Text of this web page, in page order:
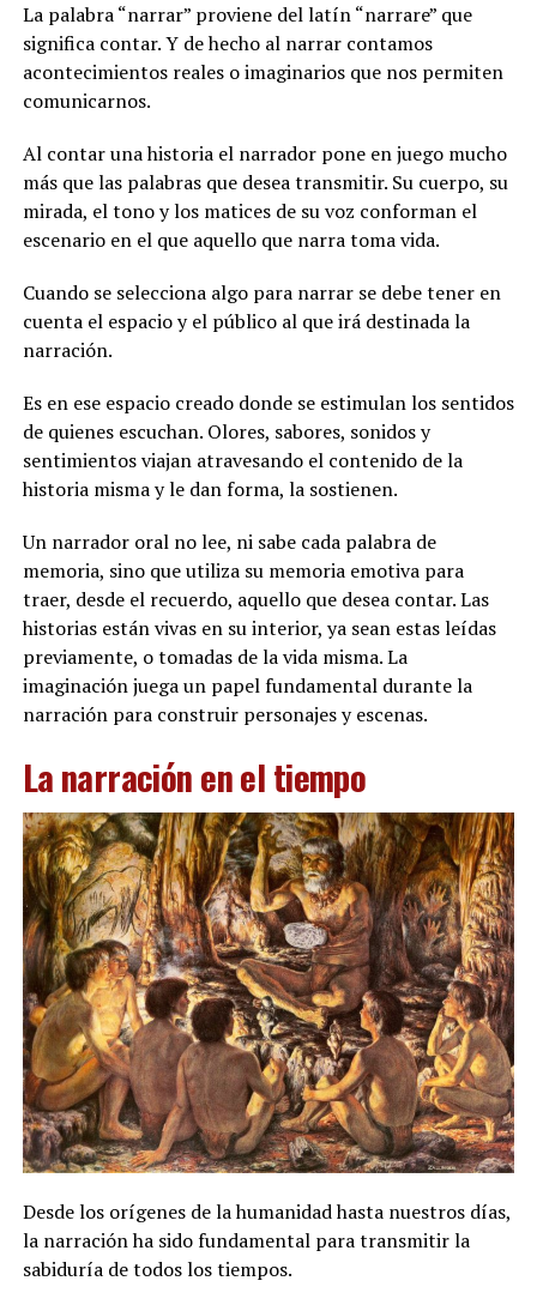
La palabra “narrar” proviene del latín “narrare” que
significa contar. Y de hecho al narrar contamos
acontecimientos reales o imaginarios que nos permiten
comunicarnos.
Al contar una historia el narrador pone en juego mucho
más que las palabras que desea transmitir. Su cuerpo, su
mirada, el tono y los matices de su voz conforman el
escenario en el que aquello que narra toma vida.
Cuando se selecciona algo para narrar se debe tener en
cuenta el espacio y el público al que irá destinada la
narración.
Es en ese espacio creado donde se estimulan los sentidos
de quienes escuchan. Olores, sabores, sonidos y
sentimientos viajan atravesando el contenido de la
historia misma y le dan forma, la sostienen.
Un narrador oral no lee, ni sabe cada palabra de
memoria, sino que utiliza su memoria emotiva para
traer, desde el recuerdo, aquello que desea contar. Las
historias están vivas en su interior, ya sean estas leídas
previamente, o tomadas de la vida misma. La
imaginación juega un papel fundamental durante la
narración para construir personajes y escenas.
La narración en el tiempo
Desde los orígenes de la humanidad hasta nuestros días,
la narración ha sido fundamental para transmitir la
sabiduría de todos los tiempos.